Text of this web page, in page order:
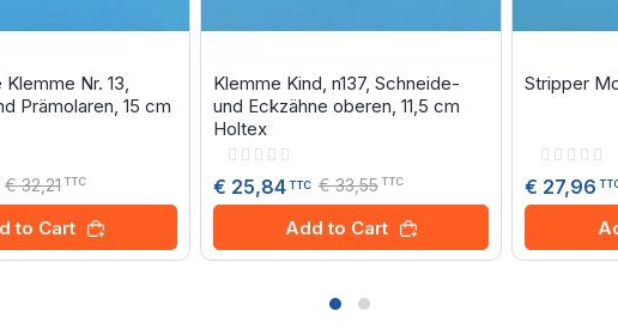
Nr. 13,
Prämolaren, 15 cm
€ 32,21 TTC
to Cart
Klemme Kind, n137, Schneide-
und Eckzähne oberen, 11,5 cm
Holtex
Rating:
€ 25,84 TTC € 33,55 TTC
Add to Cart
Stripper
Rating:
€ 27,96